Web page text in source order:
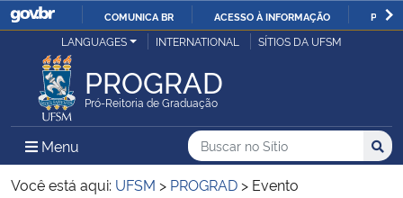
IR
O
COMUNICA BR ACESSO À INFORMAÇÃO
Ministério da Justiça e Segurança Pública
Ministério da Defesa
Ministério das Relações Exteriores
LANGUAGES INTERNATIONAL SÍTIOS DA UFSM
PROGRAD
Pró-Reitoria de Graduação
Menu Menu Principal do Sítio
Busca
Buscar no no Sítio
Busca:
Você está aqui: UFSM > PROGRAD > Evento